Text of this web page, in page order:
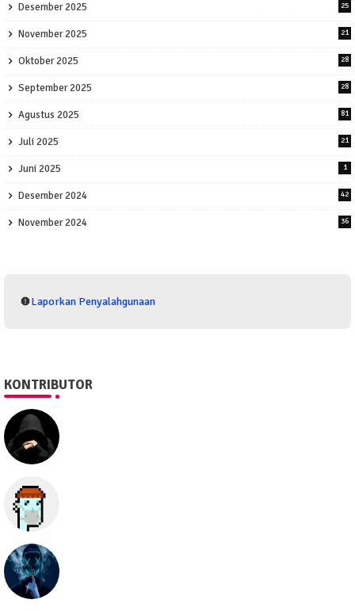
Desember 2025 25
November 2025 21
Oktober 2025 28
September 2025 28
Agustus 2025 81
Juli 2025 21
Juni 2025 1
Desember 2024 42
November 2024 36
Laporkan Penyalahgunaan
KONTRIBUTOR